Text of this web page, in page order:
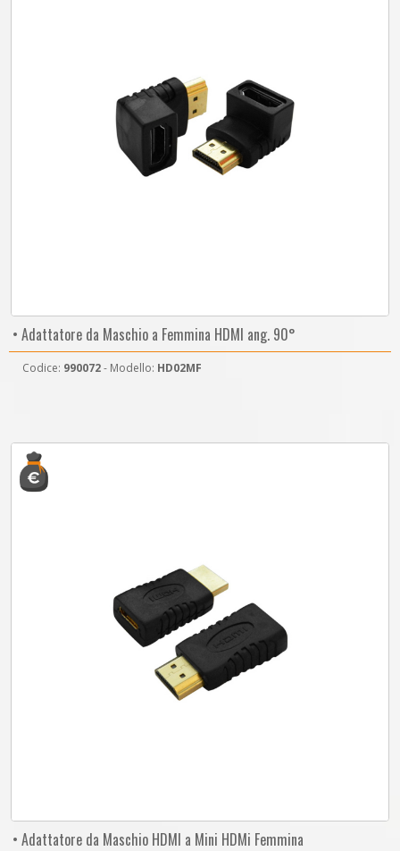
• Adattatore da Maschio a Femmina HDMI ang. 90°
Codice: 990072- Modello: HD02MF
• Adattatore da Maschio HDMI a Mini HDMi Femmina